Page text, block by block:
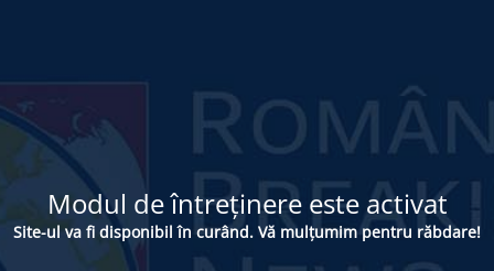
Modul de întreținere este activat
Site-ul va fi disponibil în curând. Vă mulțumim pentru răbdare!